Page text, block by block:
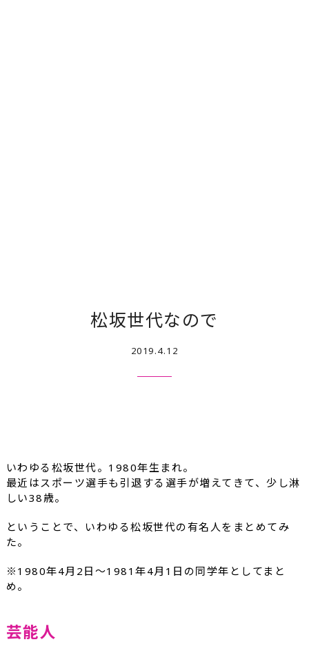
松坂世代なので
2019.4.12
いわゆる松坂世代。1980年生まれ。
最近はスポーツ選手も引退する選手が増えてきて、少し淋
しい38歳。
ということで、いわゆる松坂世代の有名人をまとめてみ
た。
※1980年4月2日～1981年4月1日の同学年としてまと
め。
芸能人